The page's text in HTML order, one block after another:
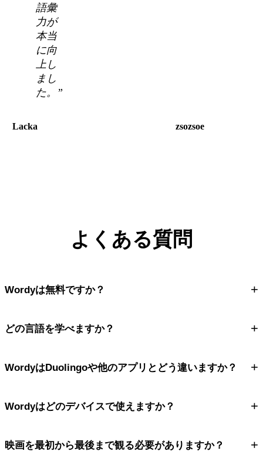
語彙
力が
本当
に向
上し
まし
た。”
Lacka zsozsoe
よくある質問
Wordyは無料ですか？ +
どの言語を学べますか？ +
WordyはDuolingoや他のアプリとどう違いますか？ +
Wordyはどのデバイスで使えますか？ +
映画を最初から最後まで観る必要がありますか？ +